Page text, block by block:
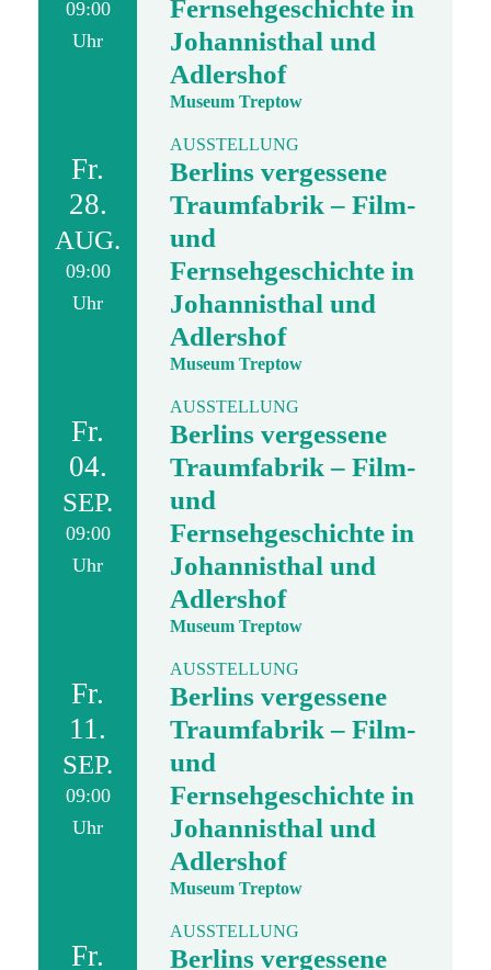
09:00
Uhr
Fernsehgeschichte in
Johannisthal und
Adlershof
Museum Treptow
Fr.
28.
AUG.
09:00
Uhr
AUSSTELLUNG
Berlins vergessene
Traumfabrik – Film-
und
Fernsehgeschichte in
Johannisthal und
Adlershof
Museum Treptow
Fr.
04.
SEP.
09:00
Uhr
AUSSTELLUNG
Berlins vergessene
Traumfabrik – Film-
und
Fernsehgeschichte in
Johannisthal und
Adlershof
Museum Treptow
Fr.
11.
SEP.
09:00
Uhr
AUSSTELLUNG
Berlins vergessene
Traumfabrik – Film-
und
Fernsehgeschichte in
Johannisthal und
Adlershof
Museum Treptow
Fr.
AUSSTELLUNG
Berlins vergessene